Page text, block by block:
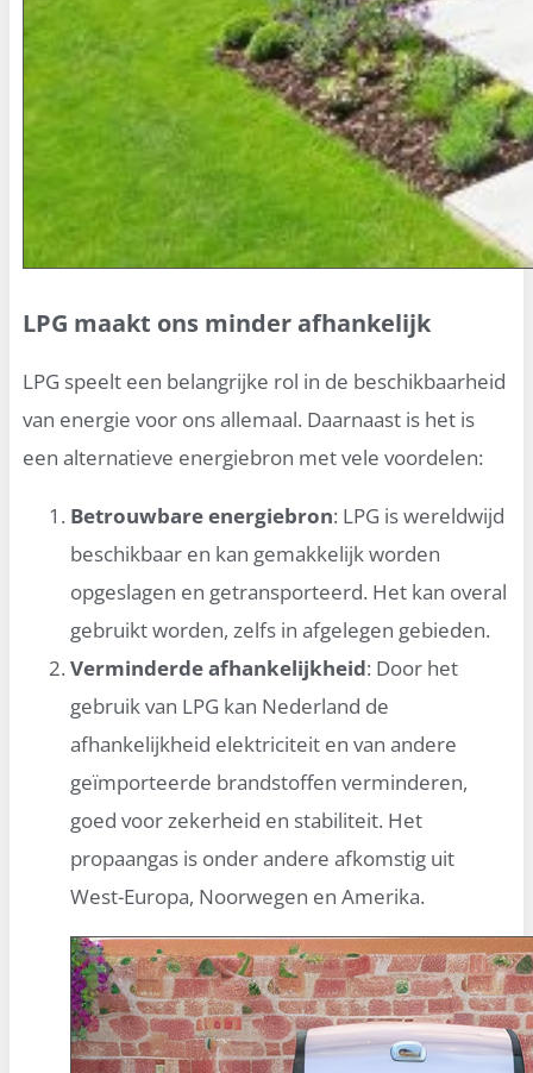
LPG maakt ons minder afhankelijk
LPG speelt een belangrijke rol in de beschikbaarheid
van energie voor ons allemaal. Daarnaast is het is
een alternatieve energiebron met vele voordelen:
Betrouwbare energiebron: LPG is wereldwijd
beschikbaar en kan gemakkelijk worden
opgeslagen en getransporteerd. Het kan overal
gebruikt worden, zelfs in afgelegen gebieden.
Verminderde afhankelijkheid: Door het
gebruik van LPG kan Nederland de
afhankelijkheid elektriciteit en van andere
geïmporteerde brandstoffen verminderen,
goed voor zekerheid en stabiliteit. Het
propaangas is onder andere afkomstig uit
West-Europa, Noorwegen en Amerika.